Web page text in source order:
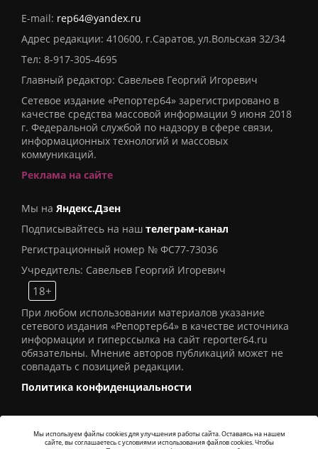
E-mail: rep64@yandex.ru
Адрес редакции: 410600, г.Саратов, ул.Вольская 32/34
Тел: 8-917-305-4695
Главный редактор: Савельев Георгий Игоревич
Сетевое издание «Репортер64» зарегистрировано в
качестве средства массовой информации 9 июня 2018
г. Федеральной службой по надзору в сфере связи,
информационных технологий и массовых
коммуникаций.
Реклама на сайте
Мы на Яндекс.Дзен
Подписывайтесь на наш телеграм-канал
Регистрационный номер № ФС77-73036
Учредитель: Савельев Георгий Игоревич
18+
При любом использовании материалов указание
сетевого издания «Репортер64» в качестве источника
информации и гиперссылка на сайт reporter64.ru
обязательны. Мнение авторов публикаций может не
совпадать с позицией редакции.
Политика конфиденциальности
Мы используем файлы cookies для улучшения работы сайта. Оставаясь на нашем
сайте, вы соглашаетесь с условиями использования файлов cookies. Чтобы